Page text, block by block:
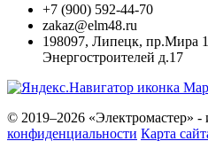
+7 (900) 592-44-70
zakaz@elm48.ru
198097, Липецк, пр.Мира
Энергостроителей д.17
© 2019–2026 «Электромастер» -
конфиденциальности Карта